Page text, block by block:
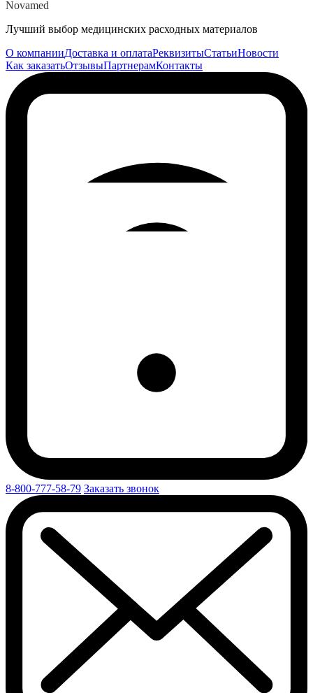
Novamed
Лучший выбор медицинских расходных материалов
О компанииДоставка и оплатаРеквизитыСтатьиНовости
Как заказатьОтзывыПартнерамКонтакты
8-800-777-58-79 Заказать звонок